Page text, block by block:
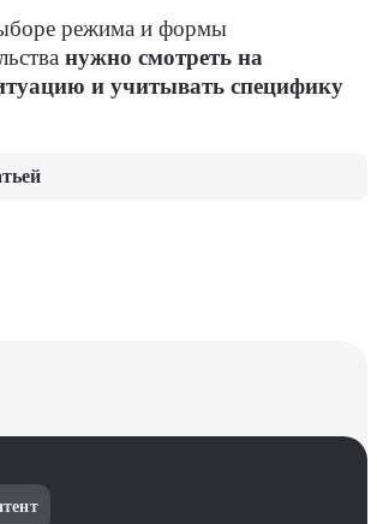
режима и формы
нужно смотреть на
и учитывать специфику